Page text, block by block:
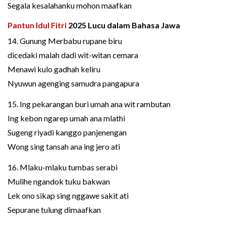
Segala kesalahanku mohon maafkan
Pantun Idul Fitri 2025 Lucu dalam Bahasa Jawa
14. Gunung Merbabu rupane biru
dicedaki malah dadi wit-witan cemara
Menawi kulo gadhah keliru
Nyuwun agenging samudra pangapura
15. Ing pekarangan buri umah ana wit rambutan
Ing kebon ngarep umah ana mlathi
Sugeng riyadi kanggo panjenengan
Wong sing tansah ana ing jero ati
16. Mlaku-mlaku tumbas serabi
Mulihe ngandok tuku bakwan
Lek ono sikap sing nggawe sakit ati
Sepurane tulung dimaafkan